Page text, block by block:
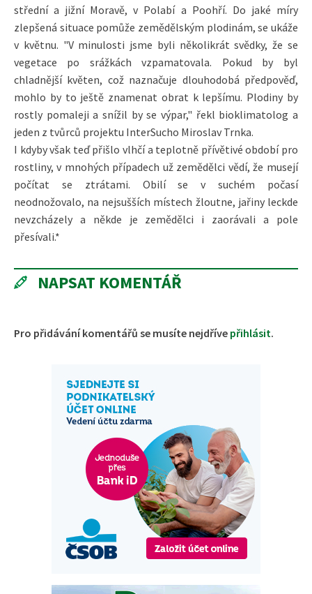
střední a jižní Moravě, v Polabí a Poohří. Do jaké míry
zlepšená situace pomůže zemědělským plodinám, se ukáže
v květnu. "V minulosti jsme byli několikrát svědky, že se
vegetace po srážkách vzpamatovala. Pokud by byl
chladnější květen, což naznačuje dlouhodobá předpověď,
mohlo by to ještě znamenat obrat k lepšímu. Plodiny by
rostly pomaleji a snížil by se výpar," řekl bioklimatolog a
jeden z tvůrců projektu InterSucho Miroslav Trnka.
I kdyby však teď přišlo vlhčí a teplotně přívětivé období pro
rostliny, v mnohých případech už zemědělci vědí, že musejí
počítat se ztrátami. Obilí se v suchém počasí
neodnožovalo, na nejsušších místech žloutne, jařiny leckde
nevzcházely a někde je zemědělci i zaorávali a pole
přesívali.*
NAPSAT KOMENTÁŘ
Pro přidávání komentářů se musíte nejdříve přihlásit.